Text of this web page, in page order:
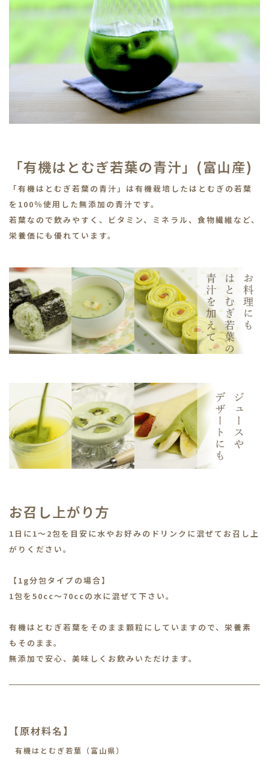
「有機はとむぎ若葉の青汁」(富山産)
「有機はとむぎ若葉の青汁」は有機栽培したはとむぎの若葉
を100％使用した無添加の青汁です。
若葉なので飲みやすく、ビタミン、ミネラル、食物繊維など、
栄養価にも優れています。
お召し上がり方
1日に1～2包を目安に水やお好みのドリンクに混ぜてお召し上
がりください。
【1g分包タイプの場合】
1包を50cc～70ccの水に混ぜて下さい。
有機はとむぎ若葉をそのまま顆粒にしていますので、栄養素
もそのまま。
無添加で安心、美味しくお飲みいただけます。
【原材料名】
有機はとむぎ若葉（富山県）